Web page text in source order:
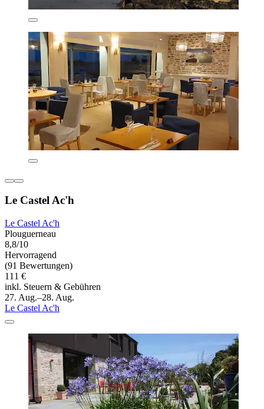
Le Castel Ac'h
Le Castel Ac'h
Plouguerneau
8,8/10
Hervorragend
(91 Bewertungen)
111 €
inkl. Steuern & Gebühren
27. Aug.–28. Aug.
Le Castel Ac'h